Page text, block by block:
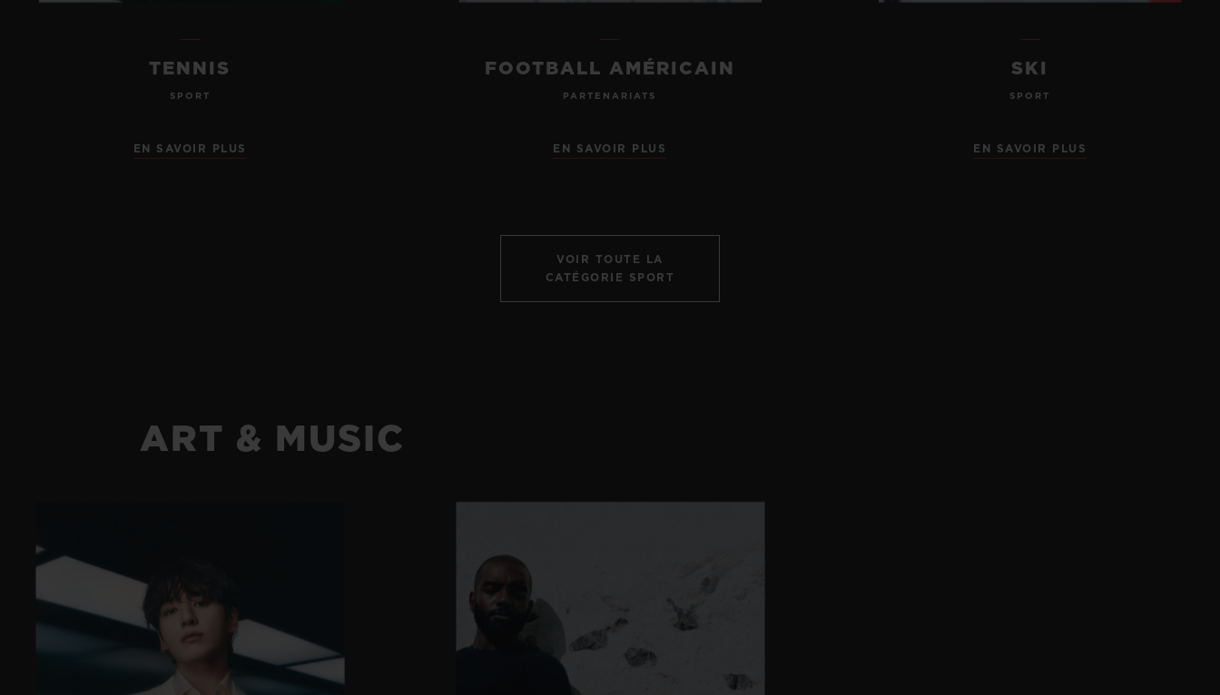
TENNIS
SPORT
EN SAVOIR PLUS
FOOTBALL AMÉRICAIN
PARTENARIATS
EN SAVOIR PLUS
SKI
SPORT
EN SAVOIR PLUS
VOIR TOUTE LA
CATÉGORIE SPORT
ART & MUSIC